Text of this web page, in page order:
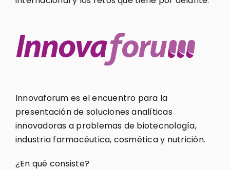
Innovaforum es el encuentro para la
presentación de soluciones analíticas
innovadoras a problemas de biotecnología,
industria farmacéutica, cosmética y nutrición.
¿En qué consiste?